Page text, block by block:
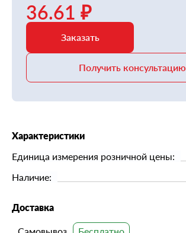
36.61 ₽
Заказать
Получить консультацию
Характеристики
Единица измерения розничной цены:
Наличие:
Доставка